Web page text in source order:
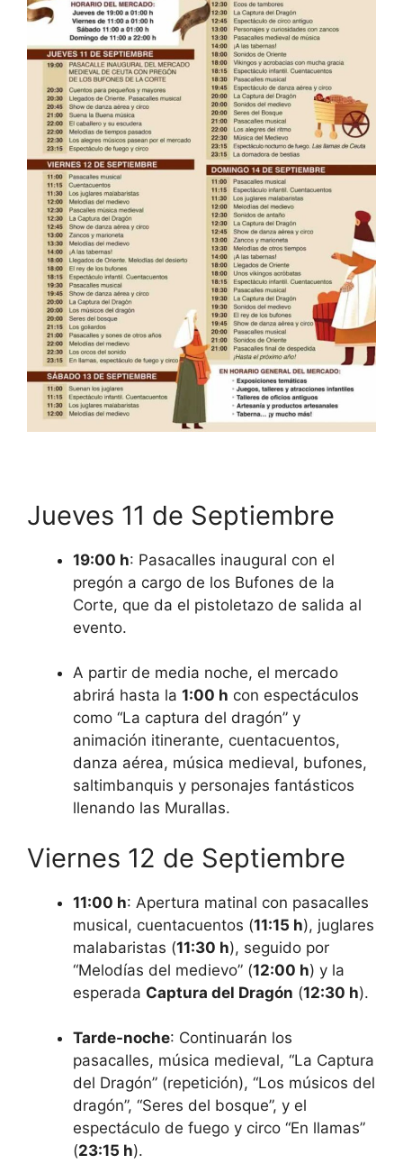
Jueves 11 de Septiembre
19:00 h: Pasacalles inaugural con el
pregón a cargo de los Bufones de la
Corte, que da el pistoletazo de salida al
evento.
A partir de media noche, el mercado
abrirá hasta la 1:00 h con espectáculos
como “La captura del dragón” y
animación itinerante, cuentacuentos,
danza aérea, música medieval, bufones,
saltimbanquis y personajes fantásticos
llenando las Murallas.
Viernes 12 de Septiembre
11:00 h: Apertura matinal con pasacalles
musical, cuentacuentos (11:15 h), juglares
malabaristas (11:30 h), seguido por
“Melodías del medievo” (12:00 h) y la
esperada Captura del Dragón (12:30 h).
Tarde-noche: Continuarán los
pasacalles, música medieval, “La Captura
del Dragón” (repetición), “Los músicos del
dragón”, “Seres del bosque”, y el
espectáculo de fuego y circo “En llamas”
(23:15 h).